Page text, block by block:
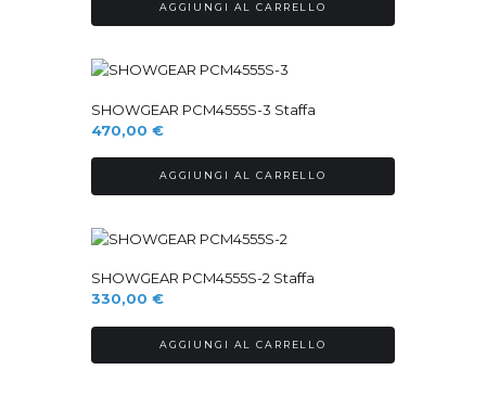
AGGIUNGI AL CARRELLO
SHOWGEAR PCM4555S-3 Staffa
470,00 €
AGGIUNGI AL CARRELLO
SHOWGEAR PCM4555S-2 Staffa
330,00 €
AGGIUNGI AL CARRELLO